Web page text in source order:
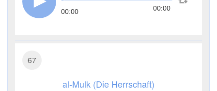
00:00 00:00
67
al-Mulk (Die Herrschaft)